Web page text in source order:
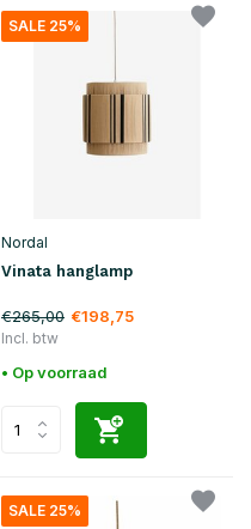
SALE 25%
Nordal
Vinata hanglamp
€265,00 €198,75
Incl. btw
• Op voorraad
SALE 25%